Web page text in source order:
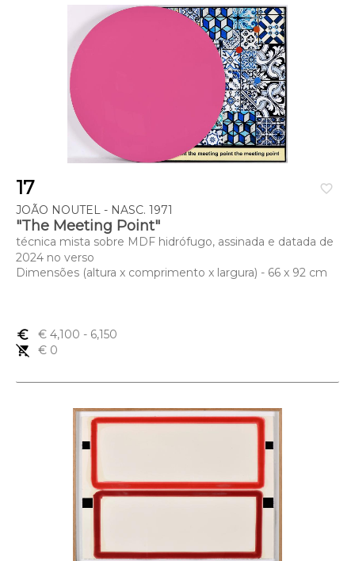
favorite_border
17
JOÃO NOUTEL - NASC. 1971
"The Meeting Point"
técnica mista sobre MDF hidrófugo, assinada e datada de
2024 no verso
Dimensões (altura x comprimento x largura) - 66 x 92 cm
euro_symbol € 4,100 - 6,150
remove_shopping_cart
€ 0